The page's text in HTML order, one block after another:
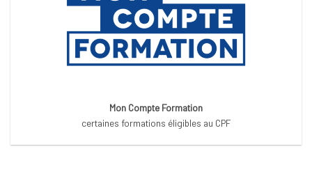
Mon Compte Formation
certaines formations éligibles au CPF